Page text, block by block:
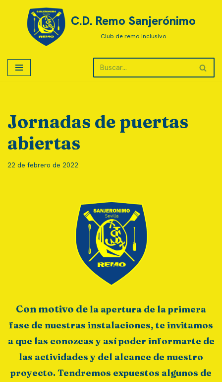
C.D. Remo Sanjerónimo
Club de remo inclusivo
Jornadas de puertas
abiertas
22 de febrero de 2022
Con motivo de la apertura de la primera
fase de nuestras instalaciones, te invitamos
a que las conozcas y así poder informarte de
las actividades y del alcance de nuestro
proyecto. Tendremos expuestos algunos de